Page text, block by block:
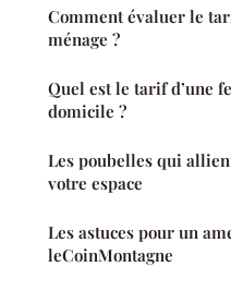
Comment évaluer le
ménage ?
Quel est le tarif d’une
domicile ?
Les poubelles qui
votre espace
Les astuces pour un
leCoinMontagne